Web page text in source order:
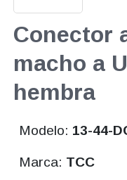
Conector
macho a
hembra
Modelo: 13-44-
Marca: TCC